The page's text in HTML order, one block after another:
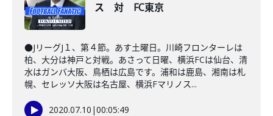
ス 対 FC東京
●JリーグJ１、第４節。あす土曜日。川崎フロンターレは
柏、大分は神戸と対戦。あさって日曜、横浜FCは仙台、清
水はガンバ大阪、鳥栖は広島です。浦和は鹿島、湘南は札
幌、セレッソ大阪は名古屋、横浜Fマリノス...
2020.07.10 |00:05:49